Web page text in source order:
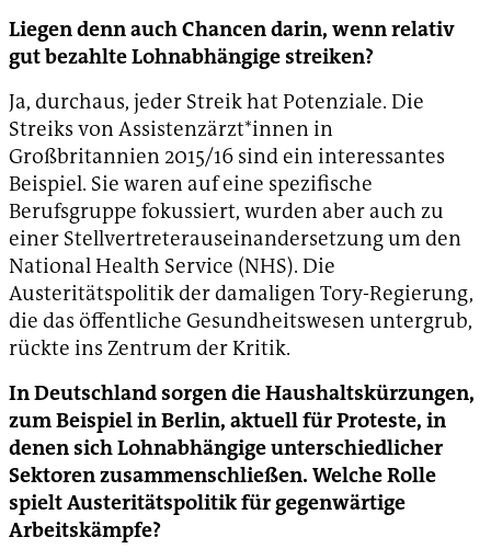
Liegen denn auch Chancen darin, wenn relativ
gut bezahlte Lohnabhängige streiken?
Ja, durchaus, jeder Streik hat Potenziale. Die
Streiks von Assistenzärzt*innen in
Großbritannien 2015/16 sind ein interessantes
Beispiel. Sie waren auf eine spezifische
Berufsgruppe fokussiert, wurden aber auch zu
einer Stellvertreterauseinandersetzung um den
National Health Service (NHS). Die
Austeritätspolitik der damaligen Tory-Regierung,
die das öffentliche Gesundheitswesen untergrub,
rückte ins Zentrum der Kritik.
In Deutschland sorgen die Haushaltskürzungen,
zum Beispiel in Berlin, aktuell für Proteste, in
denen sich Lohnabhängige unterschiedlicher
Sektoren zusammenschließen. Welche Rolle
spielt Austeritätspolitik für gegenwärtige
Arbeitskämpfe?